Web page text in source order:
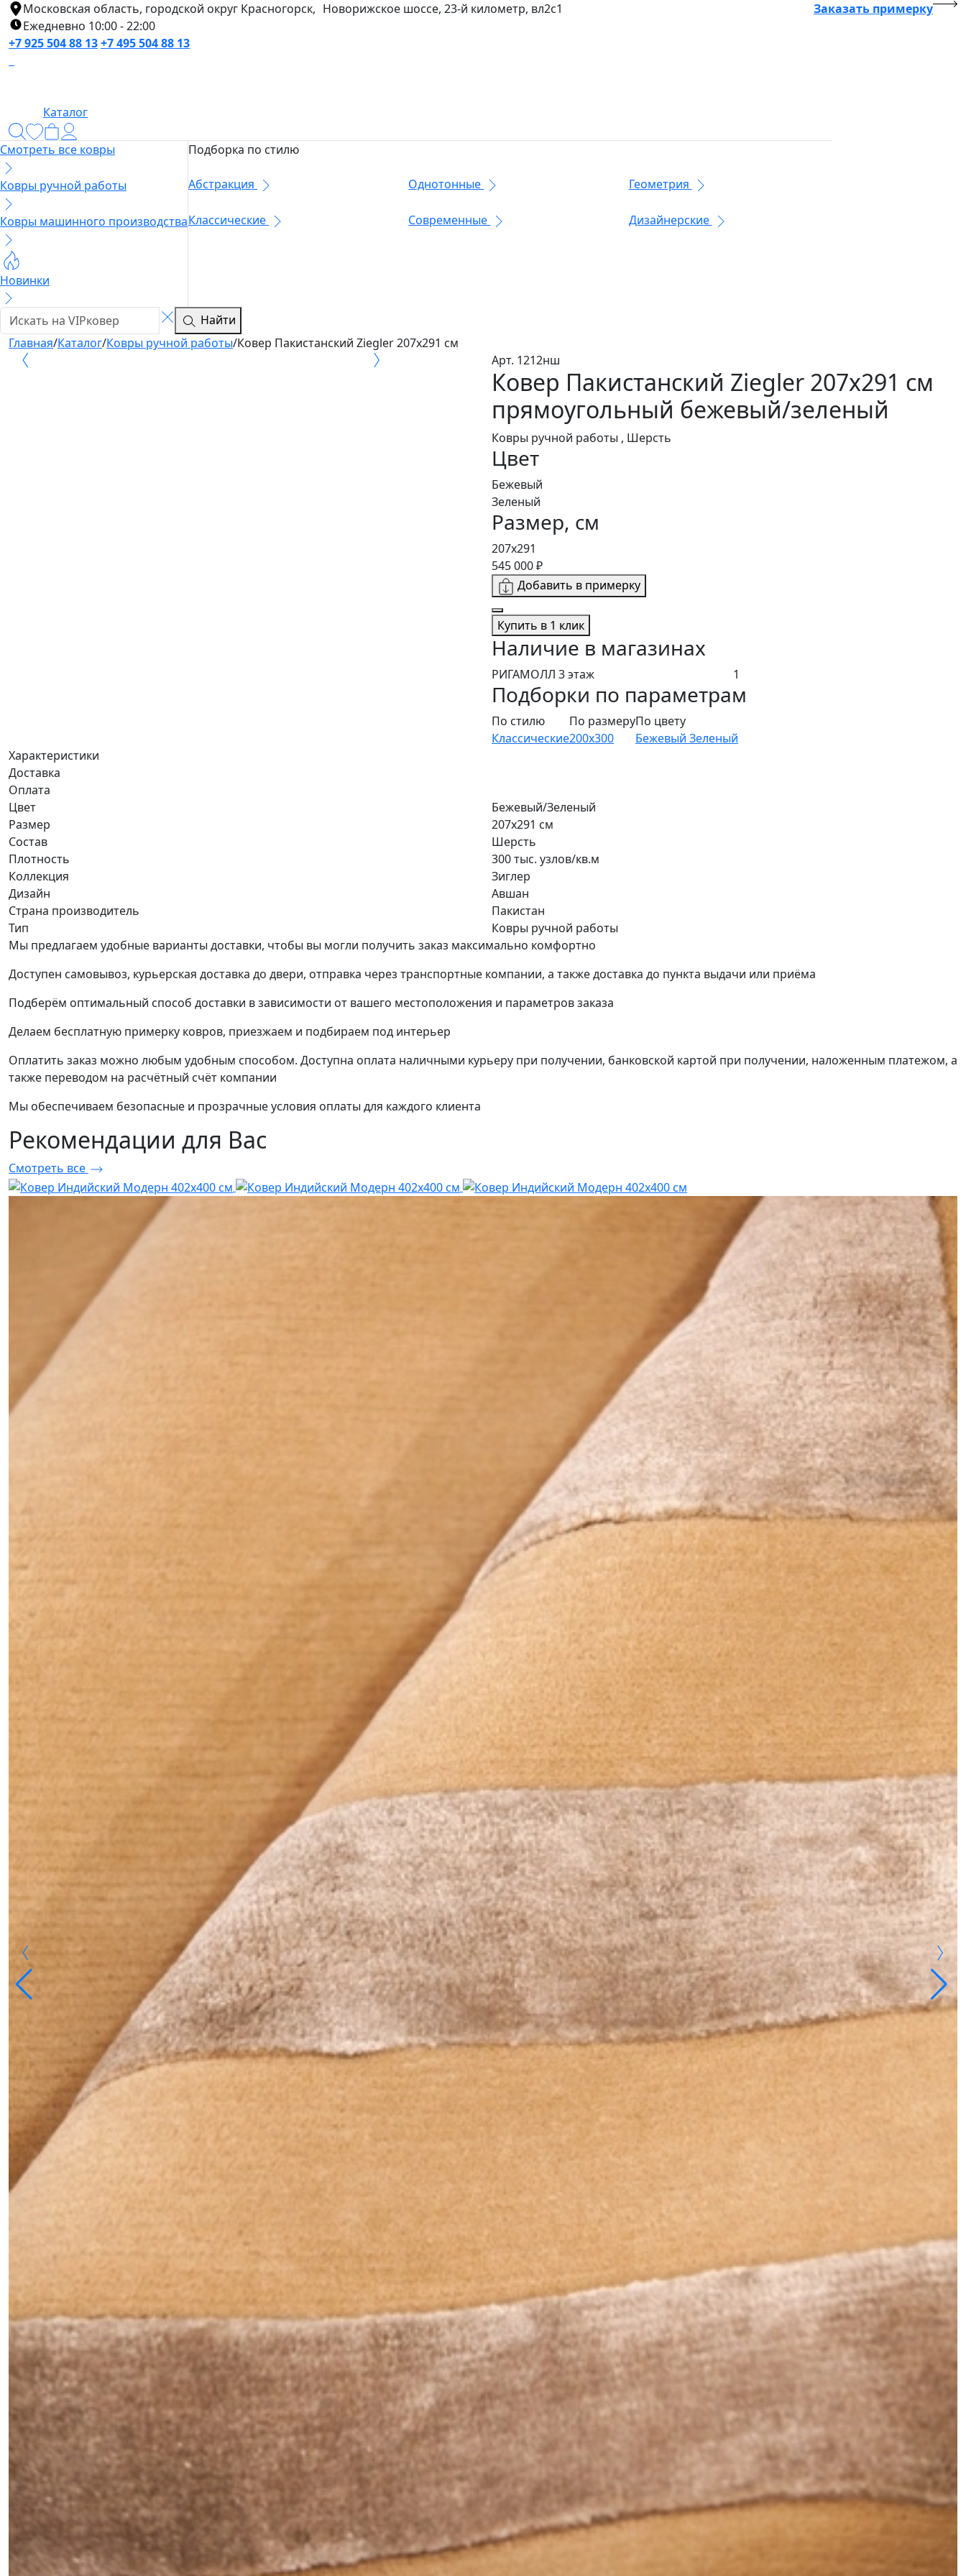
Московская область, городской округ Красногорск, Новорижское шоссе, 23-й километр, вл2с1
Ежедневно 10:00 - 22:00
+7 925 504 88 13+7 495 504 88 13
Заказать примерку
Каталог
Смотреть все ковры
Ковры ручной работы
Ковры машинного производства
Новинки
Подборка по стилю
Абстракция Однотонные Геометрия
Классические Современные Дизайнерские
Найти
Главная/Каталог/Ковры ручной работы/Ковер Пакистанский Ziegler 207x291 см
Арт. 1212нш
Ковер Пакистанский Ziegler 207x291 см
прямоугольный бежевый/зеленый
Ковры ручной работы , Шерсть
Цвет
Бежевый
Зеленый
Размер, см
207x291
545 000 ₽
Добавить в примерку
Купить в 1 клик
Наличие в магазинах
РИГАМОЛЛ 3 этаж 1
Подборки по параметрам
По стилю
Классические
По размеру
200x300
По цвету
Бежевый Зеленый
Характеристики
Доставка
Оплата
Цвет
Бежевый/Зеленый
Размер
207x291 см
Состав
Шерсть
Плотность
300 тыс. узлов/кв.м
Коллекция
Зиглер
Дизайн
Авшан
Страна производитель
Пакистан
Тип
Ковры ручной работы
Мы предлагаем удобные варианты доставки, чтобы вы могли получить заказ максимально комфортно
Доступен самовывоз, курьерская доставка до двери, отправка через транспортные компании, а также доставка до пункта выдачи или приёма
Подберём оптимальный способ доставки в зависимости от вашего местоположения и параметров заказа
Делаем бесплатную примерку ковров, приезжаем и подбираем под интерьер
Оплатить заказ можно любым удобным способом. Доступна оплата наличными курьеру при получении, банковской картой при получении, наложенным платежом, а
также переводом на расчётный счёт компании
Мы обеспечиваем безопасные и прозрачные условия оплаты для каждого клиента
Рекомендации для Вас
Смотреть все